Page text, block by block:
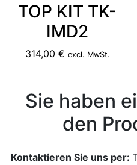
TOP KIT TK-
IMD2
314,00 € excl. MwSt.
Sie haben
den
Kontaktieren Sie uns per: